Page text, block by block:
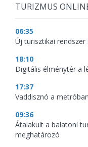
TURIZMUS
06:35
Új turisztikai rendszer
18:10
Digitális élménytér a
17:37
Vaddisznó a
09:36
Átalakult a balatoni
meghatározó